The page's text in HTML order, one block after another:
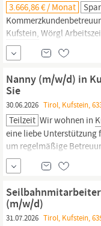
3.666,86 € / Monat
Kufstein, Wörgl
banking Unternehmen:
Gute
Learning & Development
Nanny (m/w/d) in
Sie
30.06.2026 Tirol, Kufstein,
Teilzeit Wir wohnen in
eine liebe Unterstützung
um regelmäßige
alltagsnah. In unserem
und zur Verfügbarkeit,
(m/w/d)
31.07.2026 Tirol, Kufstein,